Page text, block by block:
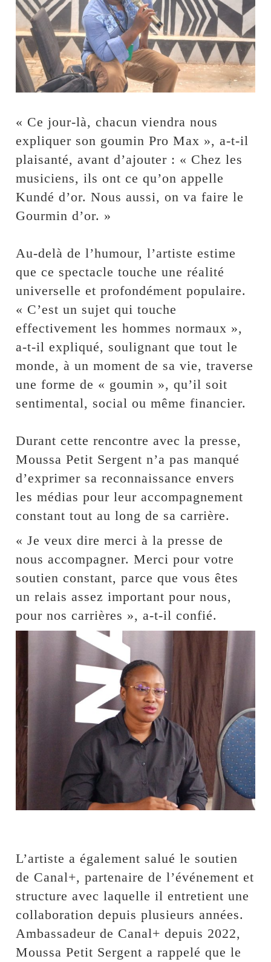
« Ce jour-là, chacun viendra nous
expliquer son goumin Pro Max », a-t-il
plaisanté, avant d’ajouter : « Chez les
musiciens, ils ont ce qu’on appelle
Kundé d’or. Nous aussi, on va faire le
Gourmin d’or. »
Au-delà de l’humour, l’artiste estime
que ce spectacle touche une réalité
universelle et profondément populaire.
« C’est un sujet qui touche
effectivement les hommes normaux »,
a-t-il expliqué, soulignant que tout le
monde, à un moment de sa vie, traverse
une forme de « goumin », qu’il soit
sentimental, social ou même financier.
‎Durant cette rencontre avec la presse,
Moussa Petit Sergent n’a pas manqué
d’exprimer sa reconnaissance envers
les médias pour leur accompagnement
constant tout au long de sa carrière.
« Je veux dire merci à la presse de
nous accompagner. Merci pour votre
soutien constant, parce que vous êtes
un relais assez important pour nous,
pour nos carrières », a-t-il confié.
L’artiste a également salué le soutien
de Canal+, partenaire de l’événement et
structure avec laquelle il entretient une
collaboration depuis plusieurs années.
Ambassadeur de Canal+ depuis 2022,
Moussa Petit Sergent a rappelé que le